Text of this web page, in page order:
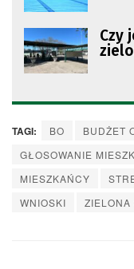
Czy
TAGI: BO BUDŻET
GŁOSOWANIE
MIESZKAŃCY
WNIOSKI
ZIELONA